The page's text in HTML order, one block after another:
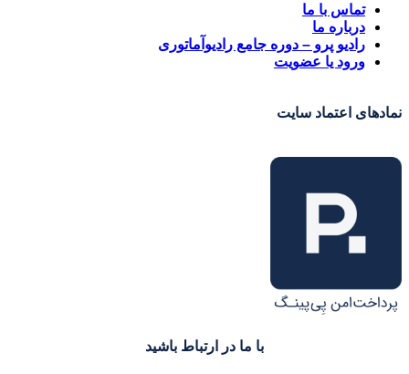
تماس با ما
درباره ما
رادیو پرو – دوره جامع رادیوآماتوری
ورود یا عضویت
نمادهای اعتماد سایت
با ما در ارتباط باشید